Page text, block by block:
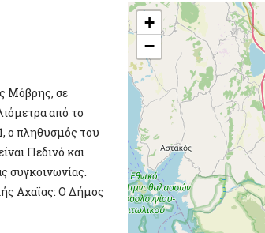
Μόβρης, σε
από το
ο πληθυσμός του
Πεδινό και
συγκοινωνίας.
Αχαΐας: Ο Δήμος
+
−